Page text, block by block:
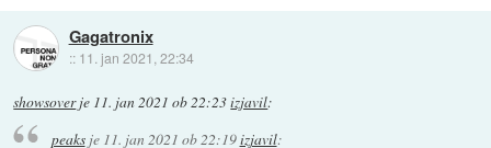
Gagatronix
:: 11. jan 2021, 22:34
showsoverje 11. jan 2021 ob 22:23izjavil:
peaksje 11. jan 2021 ob 22:19izjavil: